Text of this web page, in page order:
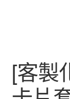
[客製